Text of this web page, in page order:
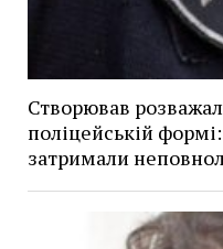
Створював
поліцейській
затримали